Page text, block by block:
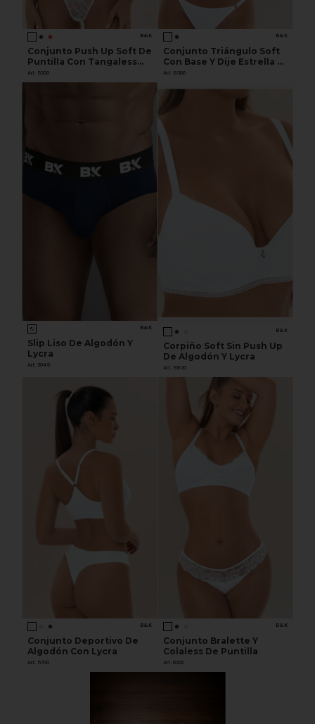
B&K
Conjunto Push Up Soft De
Puntilla Con Tangaless
Regulable
Art. 5200
B&K
Conjunto Triángulo Soft
Con Base Y Dije Estrella Y
Less Regulable De
Art. 8300
B&K
Slip Liso De Algodón Y
Lycra
Art. 3049
B&K
Corpiño Soft Sin Push Up
De Algodón Y Lycra
Art. 9820
B&K
Conjunto Deportivo De
Algodón Con Lycra
Art. 5700
B&K
Conjunto Bralette Y
Colaless De Puntilla
Art. 6200